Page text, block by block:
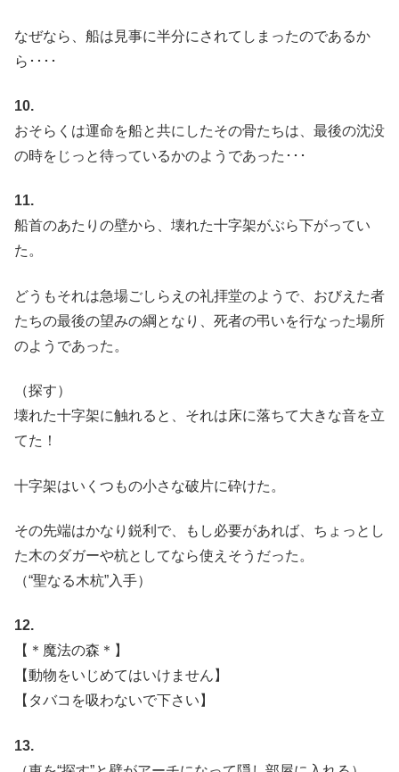
なぜなら、船は見事に半分にされてしまったのであるか
ら････
10.
おそらくは運命を船と共にしたその骨たちは、最後の沈没
の時をじっと待っているかのようであった･･･
11.
船首のあたりの壁から、壊れた十字架がぶら下がってい
た。
どうもそれは急場ごしらえの礼拝堂のようで、おびえた者
たちの最後の望みの綱となり、死者の弔いを行なった場所
のようであった。
（探す）
壊れた十字架に触れると、それは床に落ちて大きな音を立
てた！
十字架はいくつもの小さな破片に砕けた。
その先端はかなり鋭利で、もし必要があれば、ちょっとし
た木のダガーや杭としてなら使えそうだった。
（“聖なる木杭”入手）
12.
【＊魔法の森＊】
【動物をいじめてはいけません】
【タバコを吸わないで下さい】
13.